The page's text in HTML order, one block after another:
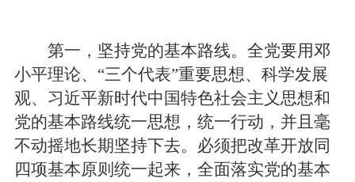
第一，坚持党的基本路线。全党要用邓
小平理论、“三个代表”重要思想、科学发展
观、习近平新时代中国特色社会主义思想和
党的基本路线统一思想，统一行动，并且毫
不动摇地长期坚持下去。必须把改革开放同
四项基本原则统一起来，全面落实党的基本